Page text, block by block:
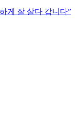
게 잘 살다 갑니다”